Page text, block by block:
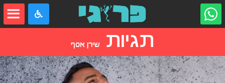
תגיות שירן אסף